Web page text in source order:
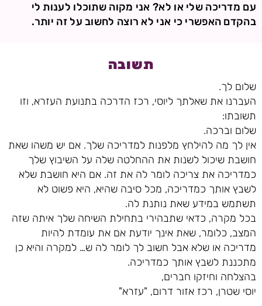
עם מדריכה שלי או לא? אני מקוה שתוכלו לענות לי
בהקדם האפשרי כי אני לא רוצה לחשוב על זה יותר.
תשובה
שלום לך.
העברנו את שאלתך ליוסי, רכז הדרכה בתנועת העזרא, וזו
תשובתו:
שלום וברכה.
אין לך מה להילחץ מלפנות למדריכה שלך. אם יש משהו שאת
חושבת שיכול לשנות את ההחלטה שלה על השיבוץ שלך
כמדריכה את צריכה לומר לה את זה. אם היא חושבת שלא
לשבץ אותך כמדריכה, מכל סיבה שהיא, היא פשוט לא
תשתמש במידע שאת נותנת לה.
בכל מקרה, כדאי שתבהירי בתחילת השיחה שלך איתה שזה
המצב, כלומר, שאת אינך יודעת אם את עומדת להיות
מדריכה או שלא אבל חשוב לך לומר לה ש… למקרה והיא כן
מתכננת לשבץ אותך כמדריכה.
בהצלחה וחיזקו חברים,
יוסי שטרן, רכז אזור דרום, "עזרא"